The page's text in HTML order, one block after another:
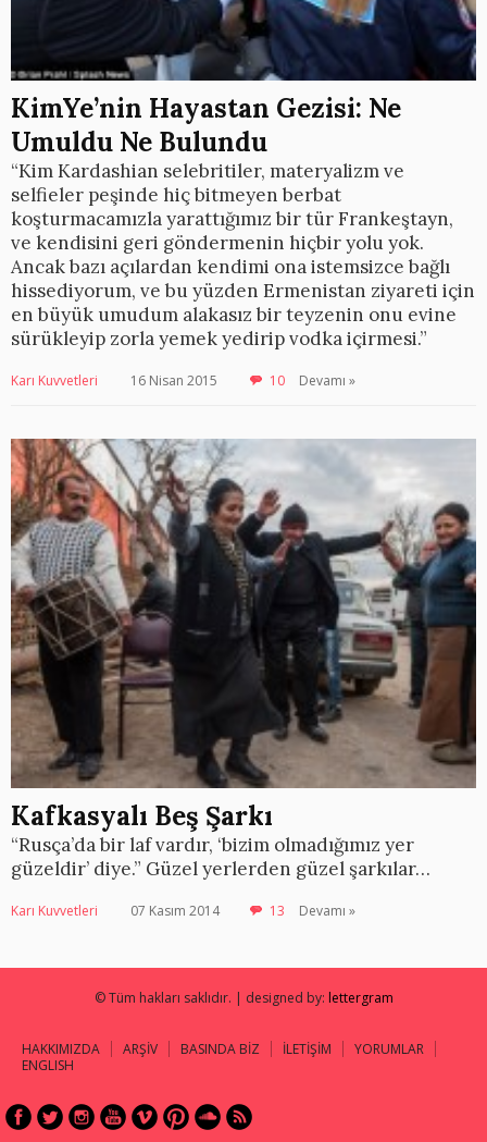
KimYe’nin Hayastan Gezisi: Ne
Umuldu Ne Bulundu
“Kim Kardashian selebritiler, materyalizm ve
selfieler peşinde hiç bitmeyen berbat
koşturmacamızla yarattığımız bir tür Frankeştayn,
ve kendisini geri göndermenin hiçbir yolu yok.
Ancak bazı açılardan kendimi ona istemsizce bağlı
hissediyorum, ve bu yüzden Ermenistan ziyareti için
en büyük umudum alakasız bir teyzenin onu evine
sürükleyip zorla yemek yedirip vodka içirmesi.”
Karı Kuvvetleri 16 Nisan 2015 10 Devamı »
Kafkasyalı Beş Şarkı
“Rusça’da bir laf vardır, ‘bizim olmadığımız yer
güzeldir’ diye.” Güzel yerlerden güzel şarkılar…
Karı Kuvvetleri 07 Kasım 2014 13 Devamı »
© Tüm hakları saklıdır. | designed by: lettergram
HAKKIMIZDA ARŞİV BASINDA BİZ İLETİŞİM
YORUMLAR
ENGLISH